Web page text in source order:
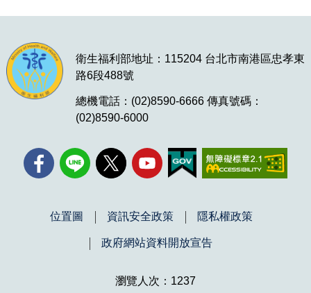
衛生福利部地址：115204 台北市南港區忠孝東
路6段488號
總機電話：(02)8590-6666 傳真號碼：
(02)8590-6000
位置圖 資訊安全政策 隱私權政策
政府網站資料開放宣告
瀏覽人次：1237